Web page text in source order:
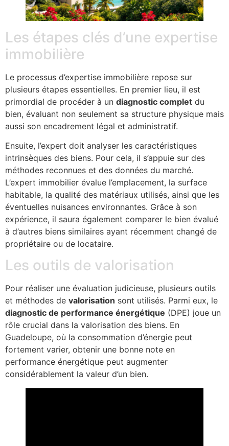
Les étapes clés d’une expertise
immobilière
Le processus d’expertise immobilière repose sur
plusieurs étapes essentielles. En premier lieu, il est
primordial de procéder à un diagnostic complet du
bien, évaluant non seulement sa structure physique mais
aussi son encadrement légal et administratif.
Ensuite, l’expert doit analyser les caractéristiques
intrinsèques des biens. Pour cela, il s’appuie sur des
méthodes reconnues et des données du marché.
L’expert immobilier évalue l’emplacement, la surface
habitable, la qualité des matériaux utilisés, ainsi que les
éventuelles nuisances environnantes. Grâce à son
expérience, il saura également comparer le bien évalué
à d’autres biens similaires ayant récemment changé de
propriétaire ou de locataire.
Les outils de valorisation
Pour réaliser une évaluation judicieuse, plusieurs outils
et méthodes de valorisation sont utilisés. Parmi eux, le
diagnostic de performance énergétique (DPE) joue un
rôle crucial dans la valorisation des biens. En
Guadeloupe, où la consommation d’énergie peut
fortement varier, obtenir une bonne note en
performance énergétique peut augmenter
considérablement la valeur d’un bien.